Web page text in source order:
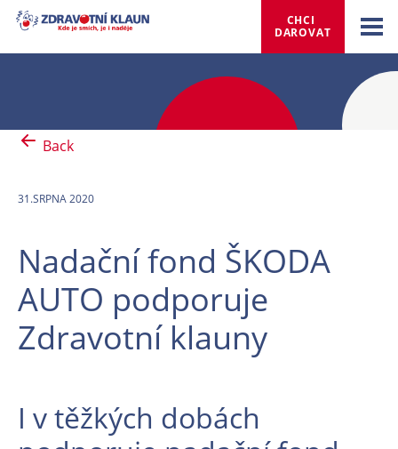
CHCI
DAROVAT
Back
31.SRPNA 2020
Nadační fond ŠKODA
AUTO podporuje
Zdravotní klauny
I v těžkých dobách